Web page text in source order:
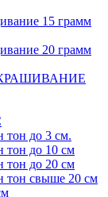
15 грамм
20 грамм
тон до 3 см.
тон до 10 см
тон до 20 см
тон свыше 20 см